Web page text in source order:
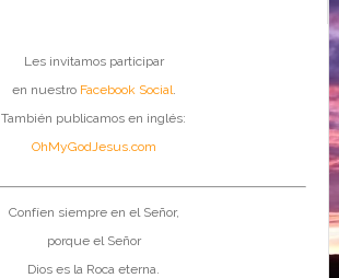
Les invitamos participar
en nuestro Facebook Social.
También publicamos en inglés:
OhMyGodJesus.com
Confíen siempre en el Señor,
porque el Señor
Dios es la Roca eterna.